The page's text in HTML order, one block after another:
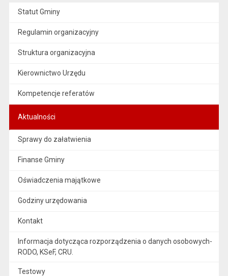
Statut Gminy
Regulamin organizacyjny
Struktura organizacyjna
Kierownictwo Urzędu
Kompetencje referatów
Aktualności
Sprawy do załatwienia
Finanse Gminy
Oświadczenia majątkowe
Godziny urzędowania
Kontakt
Informacja dotycząca rozporządzenia o danych osobowych-
RODO, KSeF, CRU.
Testowy